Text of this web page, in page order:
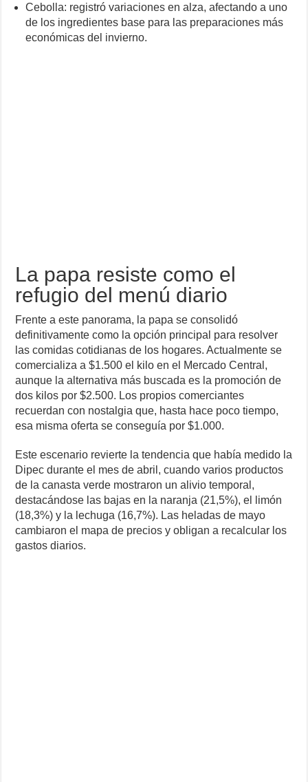
Cebolla: registró variaciones en alza, afectando a uno
de los ingredientes base para las preparaciones más
económicas del invierno.
La papa resiste como el
refugio del menú diario
Frente a este panorama, la papa se consolidó
definitivamente como la opción principal para resolver
las comidas cotidianas de los hogares. Actualmente se
comercializa a $1.500 el kilo en el Mercado Central,
aunque la alternativa más buscada es la promoción de
dos kilos por $2.500. Los propios comerciantes
recuerdan con nostalgia que, hasta hace poco tiempo,
esa misma oferta se conseguía por $1.000.
Este escenario revierte la tendencia que había medido la
Dipec durante el mes de abril, cuando varios productos
de la canasta verde mostraron un alivio temporal,
destacándose las bajas en la naranja (21,5%), el limón
(18,3%) y la lechuga (16,7%). Las heladas de mayo
cambiaron el mapa de precios y obligan a recalcular los
gastos diarios.